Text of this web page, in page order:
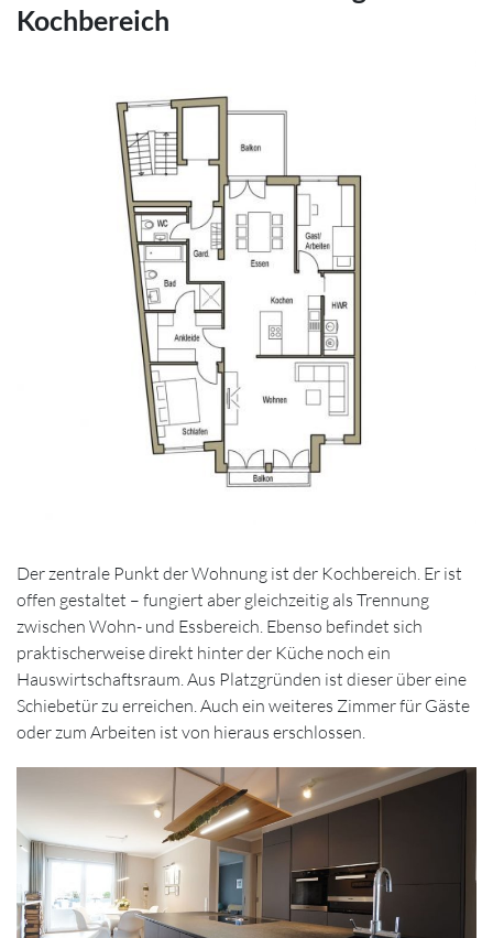
Kochbereich
Der zentrale Punkt der Wohnung ist der Kochbereich. Er ist
offen gestaltet – fungiert aber gleichzeitig als Trennung
zwischen Wohn- und Essbereich. Ebenso befindet sich
praktischerweise direkt hinter der Küche noch ein
Hauswirtschaftsraum. Aus Platzgründen ist dieser über eine
Schiebetür zu erreichen. Auch ein weiteres Zimmer für Gäste
oder zum Arbeiten ist von hieraus erschlossen.